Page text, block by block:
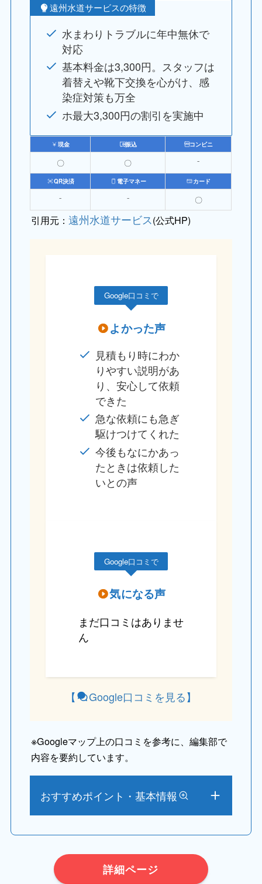
遠州水道サービスの特徴
水まわりトラブルに年中無休で
対応
基本料金は3,300円。スタッフは
着替えや靴下交換を心がけ、感
染症対策も万全
ホ最大3,300円の割引を実施中
現金 振込 コンビニ
〇 〇 ⁻
QR決済 電子マネー カード
⁻ ⁻ 〇
引用元：遠州水道サービス(公式HP)
Google口コミで
よかった声
見積もり時にわか
りやすい説明があ
り、安心して依頼
できた
急な依頼にも急ぎ
駆けつけてくれた
今後もなにかあっ
たときは依頼した
いとの声
Google口コミで
気になる声
まだ口コミはありませ
ん
【 Google口コミを見る】
※Googleマップ上の口コミを参考に、編集部で
内容を要約しています。
おすすめポイント・基本情報
詳細ページ